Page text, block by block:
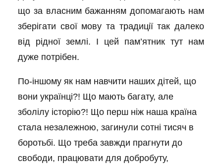
що за власним бажанням допомагають нам
зберігати свої мову та традиції так далеко
від рідної землі. І цей пам’ятник тут нам
дуже потрібен.
По-іншому як нам навчити наших дітей, що
вони українці?! Що мають багату, але
зболілу історію?! Що перш ніж наша країна
стала незалежною, загинули сотні тисяч в
боротьбі. Що треба завжди прагнути до
свободи, працювати для добробуту,